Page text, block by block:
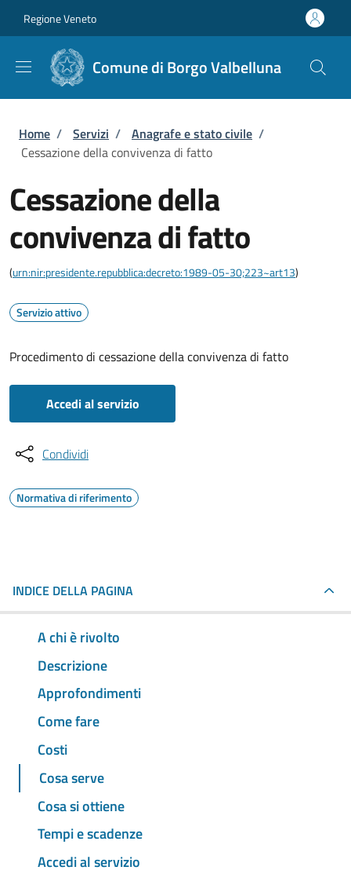
Regione Veneto
Comune di Borgo Valbelluna
Briciole di pane
Home / Servizi / Anagrafe e stato civile /
Cessazione della convivenza di fatto
Cessazione della
convivenza di fatto
(urn:nir:presidente.repubblica:decreto:1989-05-30;223~art13)
Servizio attivo
Procedimento di cessazione della convivenza di fatto
Accedi al servizio
Condividi
Normativa di riferimento
INDICE DELLA PAGINA
A chi è rivolto
Descrizione
Approfondimenti
Come fare
Costi
Cosa serve
Cosa si ottiene
Tempi e scadenze
Accedi al servizio